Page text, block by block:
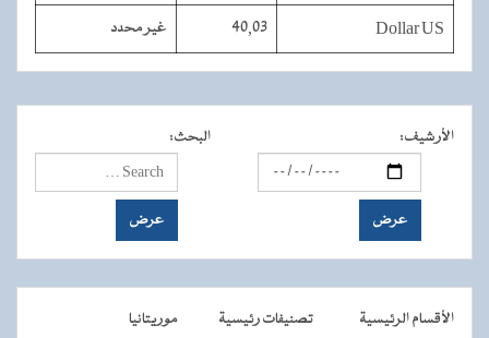
Dollar US
40,03 غير محدد
الأرشيف: البحث:
الأقسام الرئيسية تصنيفات رئيسية
موريتانيا